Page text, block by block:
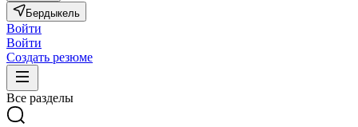
Бердыкель
Войти
Войти
Создать резюме
Все разделы